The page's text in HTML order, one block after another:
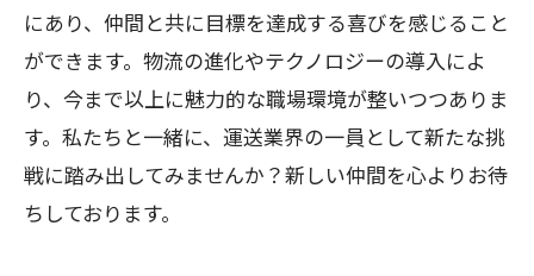
にあり、仲間と共に目標を達成する喜びを感じること
ができます。物流の進化やテクノロジーの導入によ
り、今まで以上に魅力的な職場環境が整いつつありま
す。私たちと一緒に、運送業界の一員として新たな挑
戦に踏み出してみませんか？新しい仲間を心よりお待
ちしております。